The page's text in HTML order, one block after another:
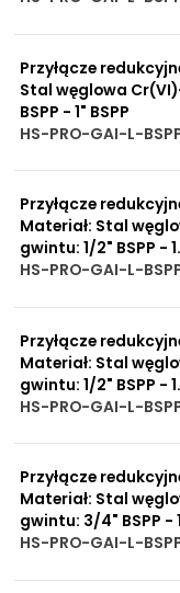
Przyłącze
Stal węglowa
BSPP - 1" BSPP
HS-PRO-GAI-L-
Przyłącze
Materiał: Stal
gwintu: 1/2" BSPP -
HS-PRO-GAI-L-
Przyłącze
Materiał: Stal
gwintu: 1/2" BSPP -
HS-PRO-GAI-L-
Przyłącze
Materiał: Stal
gwintu: 3/4" BSPP -
HS-PRO-GAI-L-